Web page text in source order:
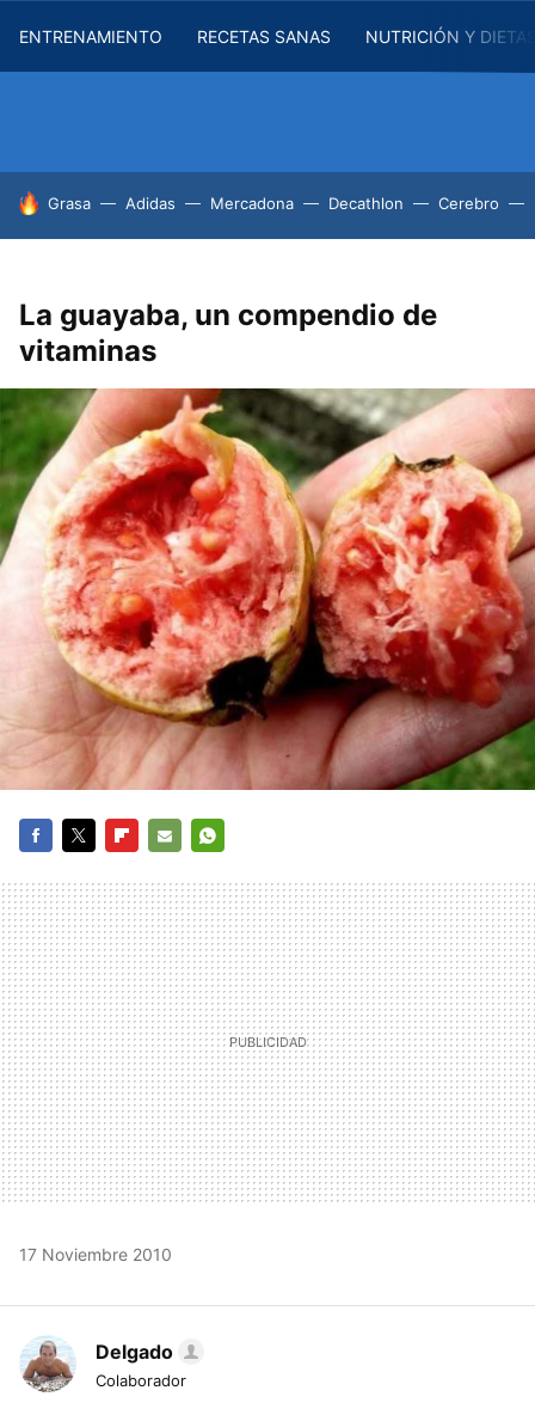
ENTRENAMIENTO RECETAS SANAS NUTRICIÓN Y
HOY SE HABLA DE
Grasa Adidas Mercadona Decathlon Cerebro
La guayaba, un compendio de
vitaminas
MAIL
17 Noviembre 2010
Delgado
Colaborador